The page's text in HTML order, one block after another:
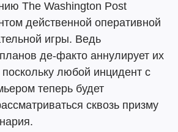
The Washington Post
действенной оперативной
игры. Ведь
де-факто аннулирует их
любой инцидент с
теперь будет
сквозь призму